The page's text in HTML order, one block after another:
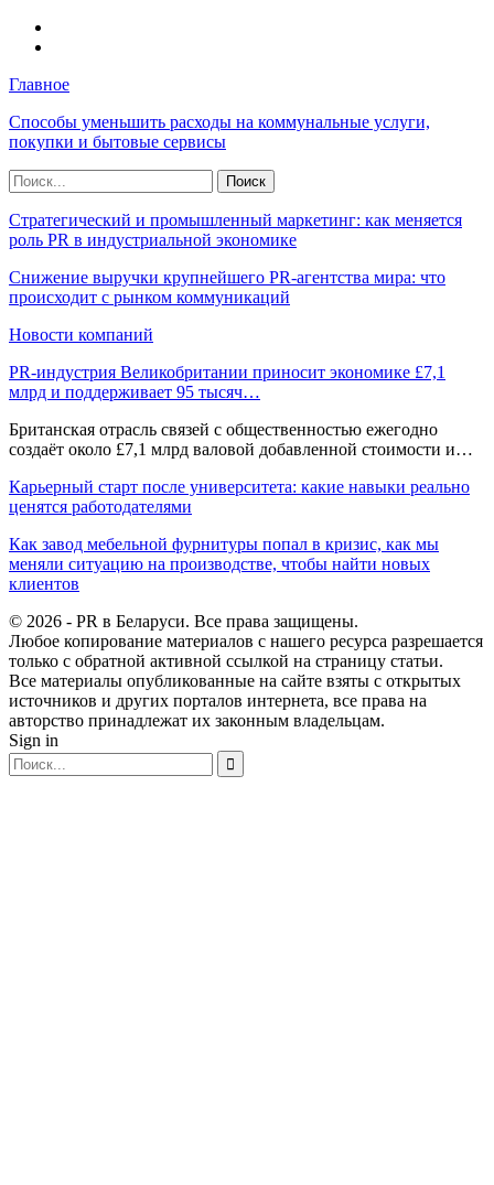
Главное
Способы уменьшить расходы на коммунальные услуги,
покупки и бытовые сервисы
Стратегический и промышленный маркетинг: как меняется
роль PR в индустриальной экономике
Снижение выручки крупнейшего PR-агентства мира: что
происходит с рынком коммуникаций
Новости компаний
PR-индустрия Великобритании приносит экономике £7,1
млрд и поддерживает 95 тысяч…
Британская отрасль связей с общественностью ежегодно
создаёт около £7,1 млрд валовой добавленной стоимости и…
Карьерный старт после университета: какие навыки реально
ценятся работодателями
Как завод мебельной фурнитуры попал в кризис, как мы
меняли ситуацию на производстве, чтобы найти новых
клиентов
© 2026 - PR в Беларуси. Все права защищены.
Любое копирование материалов с нашего ресурса разрешается
только с обратной активной ссылкой на страницу статьи.
Все материалы опубликованные на сайте взяты с открытых
источников и других порталов интернета, все права на
авторство принадлежат их законным владельцам.
Sign in